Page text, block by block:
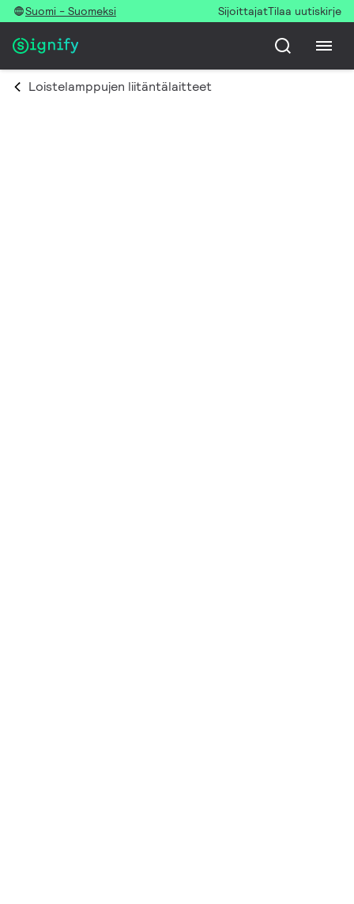
Suomi - Suomeksi SijoittajatTilaa uutiskirje
Loistelamppujen liitäntälaitteet